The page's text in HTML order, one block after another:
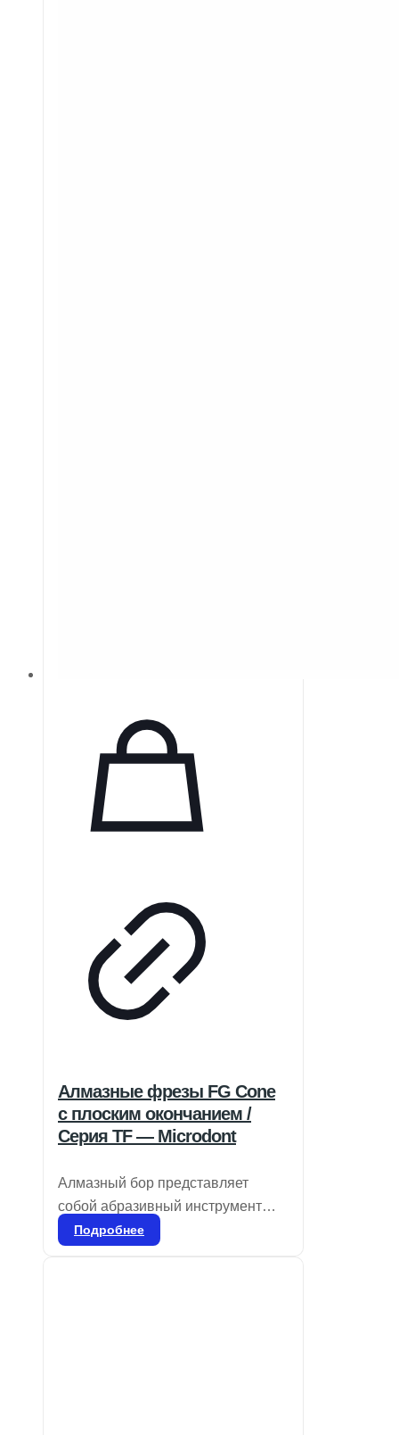
Алмазные фрезы FG Cone
с плоским окончанием /
Серия TF — Microdont
Алмазный бор представляет
собой абразивный инструмент
для стоматологического
Подробнее